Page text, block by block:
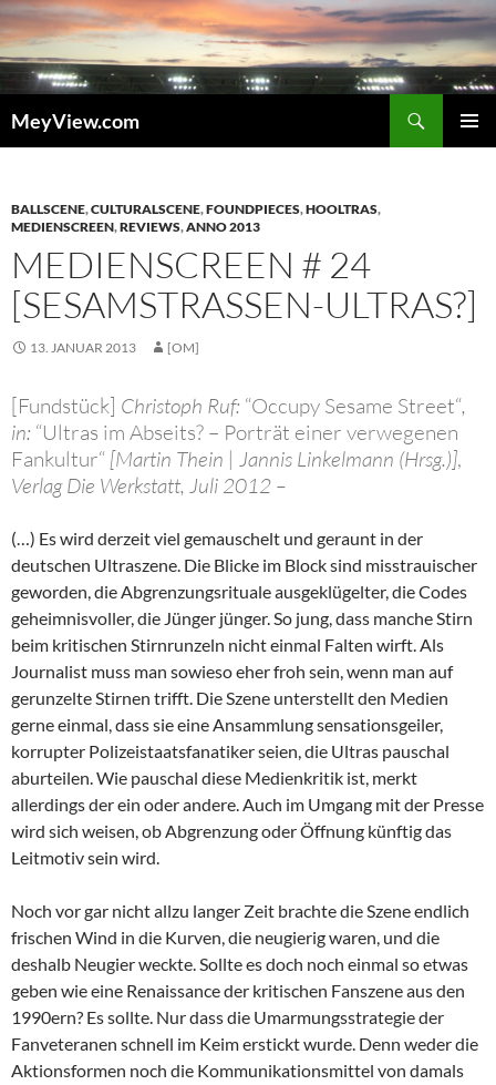
Zum
Inhalt
springen
MeyView.com
BALLSCENE,CULTURALSCENE,FOUNDPIECES,HOOLTRAS,
MEDIENSCREEN,REVIEWS,ANNO 2013
MEDIENSCREEN # 24
[SESAMSTRASSEN-ULTRAS?]
13. JANUAR 2013 [OM]
[Fundstück] Christoph Ruf: “Occupy Sesame Street“,
in: “Ultras im Abseits? – Porträt einer verwegenen
Fankultur“ [Martin Thein | Jannis Linkelmann (Hrsg.)],
Verlag Die Werkstatt, Juli 2012 –
(…) Es wird derzeit viel gemauschelt und geraunt in der
deutschen Ultraszene. Die Blicke im Block sind misstrauischer
geworden, die Abgrenzungsrituale ausgeklügelter, die Codes
geheimnisvoller, die Jünger jünger. So jung, dass manche Stirn
beim kritischen Stirnrunzeln nicht einmal Falten wirft. Als
Journalist muss man sowieso eher froh sein, wenn man auf
gerunzelte Stirnen trifft. Die Szene unterstellt den Medien
gerne einmal, dass sie eine Ansammlung sensationsgeiler,
korrupter Polizeistaatsfanatiker seien, die Ultras pauschal
aburteilen. Wie pauschal diese Medienkritik ist, merkt
allerdings der ein oder andere. Auch im Umgang mit der Presse
wird sich weisen, ob Abgrenzung oder Öffnung künftig das
Leitmotiv sein wird.
Noch vor gar nicht allzu langer Zeit brachte die Szene endlich
frischen Wind in die Kurven, die neugierig waren, und die
deshalb Neugier weckte. Sollte es doch noch einmal so etwas
geben wie eine Renaissance der kritischen Fanszene aus den
1990ern? Es sollte. Nur dass die Umarmungsstrategie der
Fanveteranen schnell im Keim erstickt wurde. Denn weder die
Aktionsformen noch die Kommunikationsmittel von damals